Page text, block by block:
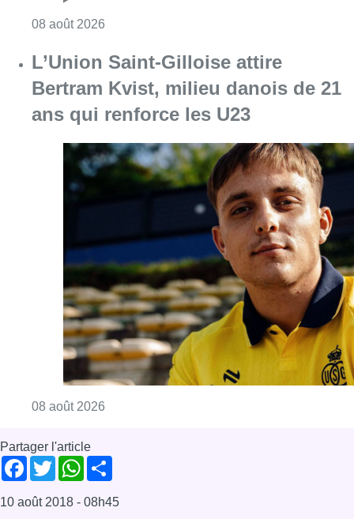
08 août 2026
L’Union Saint-Gilloise attire
Bertram Kvist, milieu danois de 21
ans qui renforce les U23
08 août 2026
Partager l'article
Facebook
TwitterWhatsApp
10 août 2018 - 08h45